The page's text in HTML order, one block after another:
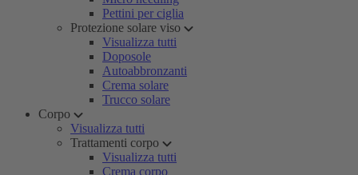
Pettini per ciglia
Protezione solare viso
Visualizza tutti
Doposole
Autoabbronzanti
Crema solare
Trucco solare
Corpo
Visualizza tutti
Trattamenti corpo
Visualizza tutti
Crema corpo